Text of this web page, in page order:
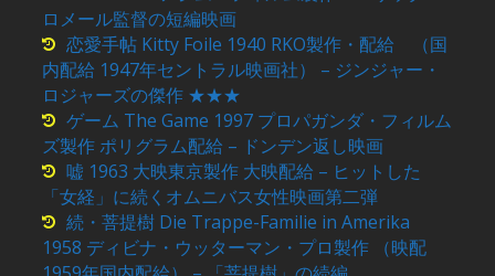
ロメール監督の短編映画
恋愛手帖 Kitty Foile 1940 RKO製作・配給 （国
内配給 1947年セントラル映画社） – ジンジャー・
ロジャーズの傑作 ★★★
ゲーム The Game 1997 プロパガンダ・フィルム
ズ製作 ポリグラム配給 – ドンデン返し映画
嘘 1963 大映東京製作 大映配給 – ヒットした
「女経」に続くオムニバス女性映画第二弾
続・菩提樹 Die Trappe-Familie in Amerika
1958 ディビナ・ウッターマン・プロ製作 （映配